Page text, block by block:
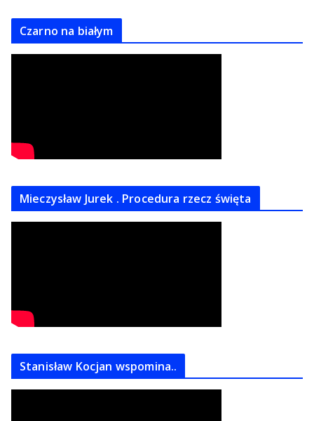
Czarno na białym
Mieczysław Jurek . Procedura rzecz święta
Stanisław Kocjan wspomina..